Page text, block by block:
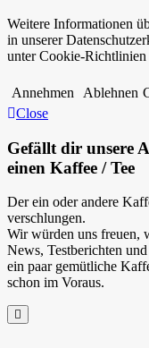
Weitere Informationen
in unserer
unter Cookie-Richtlinien
Annehmen Ablehnen
Close
Gefällt dir unsere
einen Kaffee / Tee
Der ein oder andere
verschlungen.
Wir würden uns freuen,
News, Testberichten
ein paar gemütliche
schon im Voraus.